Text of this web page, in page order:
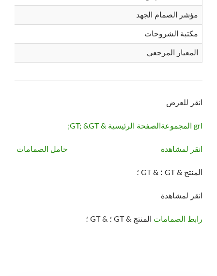
مؤشر الصمام الجهد
مكتبة الشروحات
المعيار المرجعي
انقر للعرض
grl المجموعة الصفحة الرئيسية & GT; &GT;
انقر لمشاهدة حامل الصمامات
المنتج & GT ؛ & GT ؛
انقر لمشاهدة
رابط الصمامات المنتج & GT ؛ & GT ؛